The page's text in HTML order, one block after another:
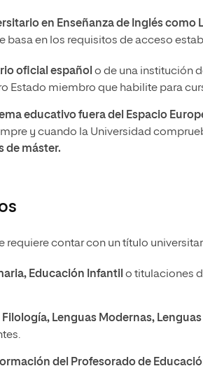
en Enseñanza de Inglés como
basa en los requisitos de acceso
oficial español o de una institución
Estado miembro que habilite para
educativo fuera del Espacio
y cuando la Universidad
de máster.
requiere contar con un título
Educación Infantil o titulaciones
Lenguas Modernas,
del Profesorado de